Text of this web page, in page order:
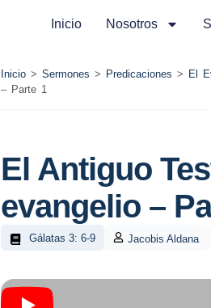
Inicio Nosotros
Inicio > Sermones > Predicaciones > El
– Parte 1
El Antiguo
evangelio –
Gálatas 3: 6-9 Jacobis Aldana